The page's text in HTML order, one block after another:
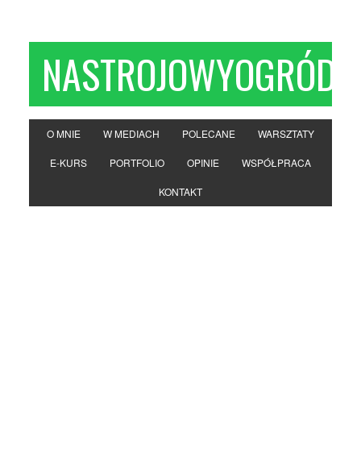
NASTROJOWYOGRÓD
O MNIE W MEDIACH POLECANE WARSZTATY
E-KURS PORTFOLIO OPINIE WSPÓŁPRACA
KONTAKT